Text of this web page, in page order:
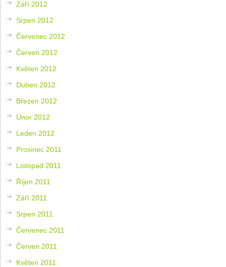
Září 2012
Srpen 2012
Červenec 2012
Červen 2012
Květen 2012
Duben 2012
Březen 2012
Únor 2012
Leden 2012
Prosinec 2011
Listopad 2011
Říjen 2011
Září 2011
Srpen 2011
Červenec 2011
Červen 2011
Květen 2011